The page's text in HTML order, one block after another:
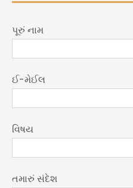
પૂરું નામ
ઈ-મેઈલ
વિષય
તમારું સંદેશ